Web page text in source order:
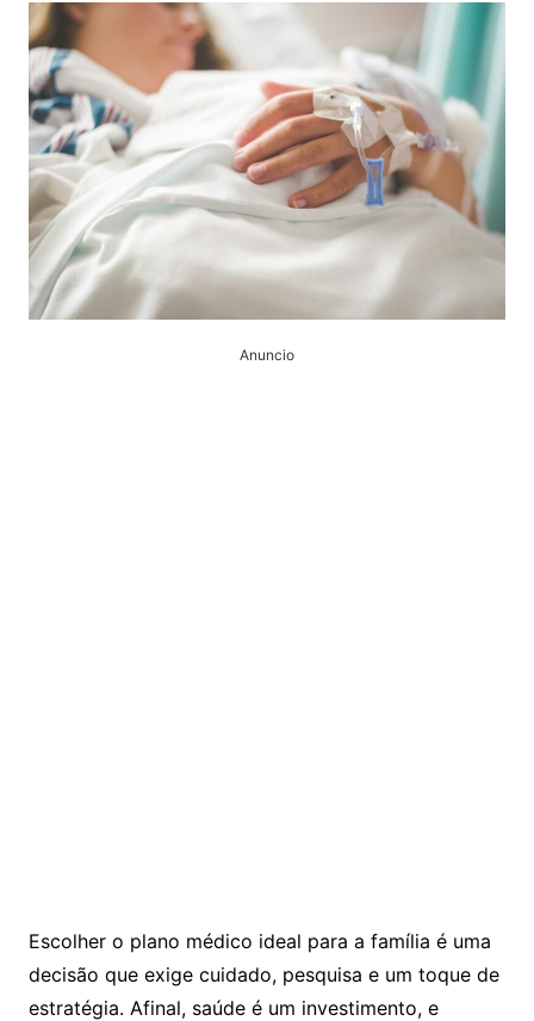
Anuncio
Escolher o plano médico ideal para a família é uma
decisão que exige cuidado, pesquisa e um toque de
estratégia. Afinal, saúde é um investimento, e